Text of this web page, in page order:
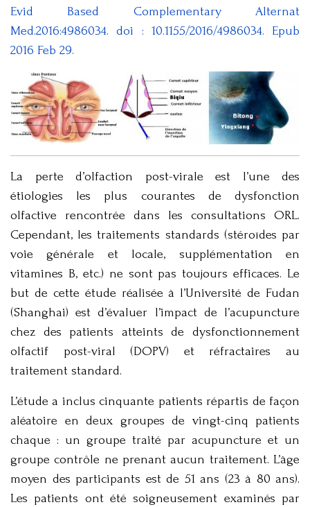
Evid Based Complementary Alternat
Med.2016:4986034. doi : 10.1155/2016/4986034. Epub
2016 Feb 29.
La perte d’olfaction post-virale est l’une des
étiologies les plus courantes de dysfonction
olfactive rencontrée dans les consultations ORL.
Cependant, les traitements standards (stéroïdes par
voie générale et locale, supplémentation en
vitamines B, etc.) ne sont pas toujours efficaces. Le
but de cette étude réalisée à l’Université de Fudan
(Shanghai) est d’évaluer l’impact de l’acupuncture
chez des patients atteints de dysfonctionnement
olfactif post-viral (DOPV) et réfractaires au
traitement standard.
L’étude a inclus cinquante patients répartis de façon
aléatoire en deux groupes de vingt-cinq patients
chaque : un groupe traité par acupuncture et un
groupe contrôle ne prenant aucun traitement. L’âge
moyen des participants est de 51 ans (23 à 80 ans).
Les patients ont été soigneusement examinés par